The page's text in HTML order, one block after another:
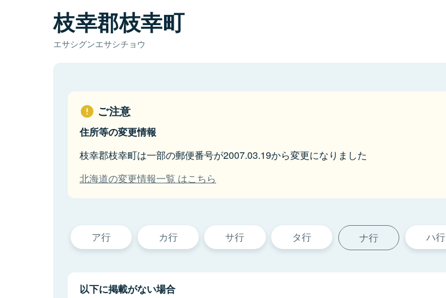
枝幸郡枝幸町
エサシグンエサシチョウ
ご注意
住所等の変更情報
枝幸郡枝幸町は一部の郵便番号が2007.03.19から変更になりました
北海道の変更情報一覧 はこちら
ア行 カ行 サ行 タ行 ナ行 ハ行
以下に掲載がない場合